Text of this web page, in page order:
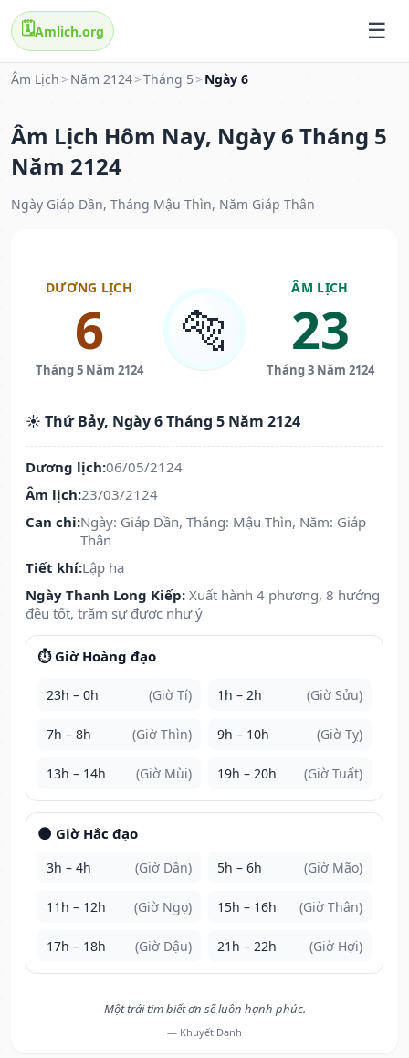
🗓️Amlich.org
Âm Lịch > Năm 2124>Tháng 5 > Ngày 6
Âm Lịch Hôm Nay, Ngày 6 Tháng 5
Năm 2124
Ngày Giáp Dần, Tháng Mậu Thìn, Năm Giáp Thân
DƯƠNG LỊCH
6
Tháng 5 Năm 2124
🐅
ÂM LỊCH
23
Tháng 3 Năm 2124
☀️ Thứ Bảy, Ngày 6 Tháng 5 Năm 2124
Dương lịch:06/05/2124
Âm lịch:23/03/2124
Can chi:Ngày: Giáp Dần, Tháng: Mậu Thìn, Năm: Giáp
Thân
Tiết khí:Lập hạ
Ngày Thanh Long Kiếp: Xuất hành 4 phương, 8 hướng
đều tốt, trăm sự được như ý
⏱️ Giờ Hoàng đạo
23h – 0h (Giờ Tí) 1h – 2h (Giờ Sửu)
7h – 8h (Giờ Thìn) 9h – 10h (Giờ Tỵ)
13h – 14h (Giờ Mùi) 19h – 20h (Giờ Tuất)
🌑 Giờ Hắc đạo
3h – 4h (Giờ Dần) 5h – 6h (Giờ Mão)
11h – 12h (Giờ Ngọ) 15h – 16h (Giờ Thân)
17h – 18h (Giờ Dậu) 21h – 22h (Giờ Hợi)
Một trái tim biết ơn sẽ luôn hạnh phúc.
— Khuyết Danh